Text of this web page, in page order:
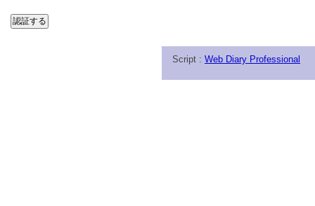
Script : Web Diary Professional